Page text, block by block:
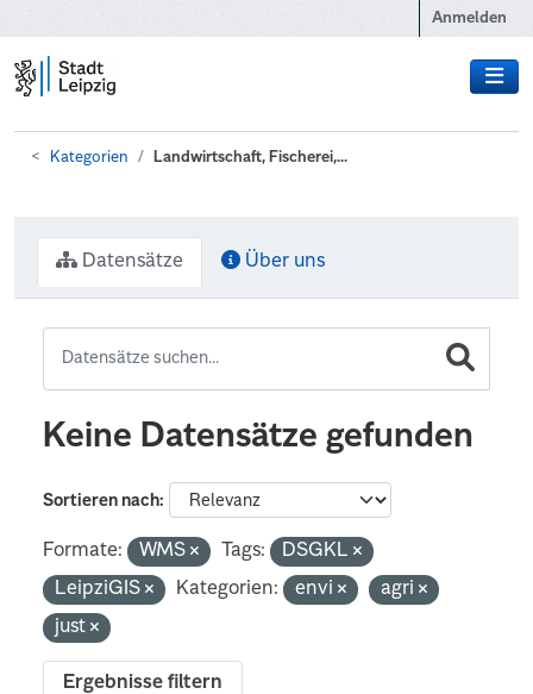
Anmelden
Kategorien Landwirtschaft, Fischerei,...
Datensätze Über uns
Keine Datensätze gefunden
Sortieren nach
Formate: WMS Tags:
DSGKL
LeipziGIS
Kategorien: envi
agri
just
Ergebnisse filtern